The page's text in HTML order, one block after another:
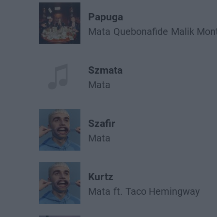
Papuga
Mata Quebonafide Malik
Szmata
Mata
Szafir
Mata
Kurtz
Mata ft. Taco Hemingway